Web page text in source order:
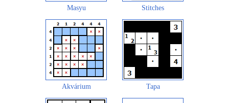
Masyu Stitches
Akvárium Tapa